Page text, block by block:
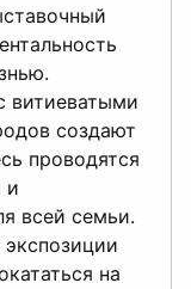
витиеватыми
создают
проводятся
и
всей семьи.
на